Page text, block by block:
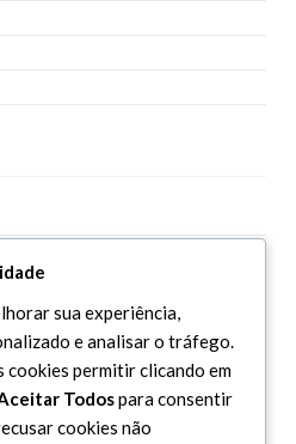
sua experiência,
e analisar o tráfego.
cookies permitir clicando em
Todospara consentir
cookies não